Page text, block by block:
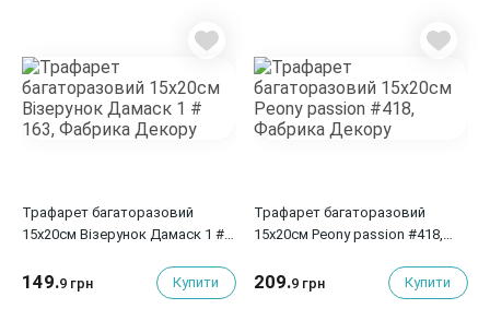
Трафарет багаторазовий
15x20см Візерунок Дамаск 1 #
149.9 грн Купити
Трафарет багаторазовий
15x20см Peony passion #418,
209.9 грн Купити